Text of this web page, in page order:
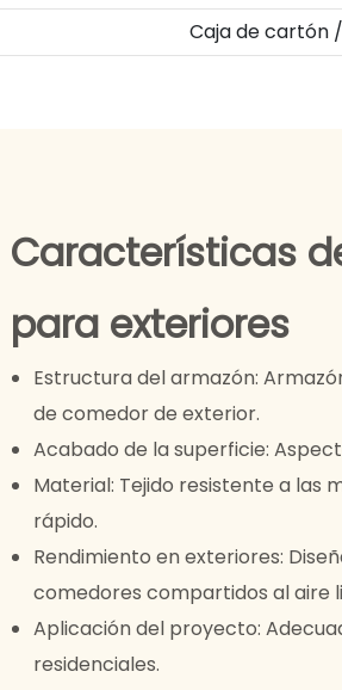
Caja de cartón
Características
para exteriores
Estructura del armazón:
de comedor de exterior.
Acabado de la superficie:
Material: Tejido resistente a las
rápido.
Rendimiento en exteriores:
comedores compartidos al aire
Aplicación del proyecto:
residenciales.